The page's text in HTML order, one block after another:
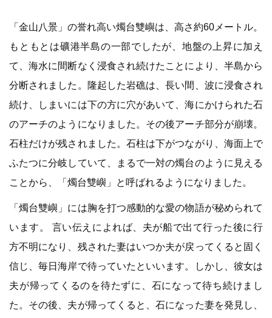
「金山八景」の誉れ高い燭台雙嶼は、高さ約60メートル。
もともとは礦港半島の一部でしたが、地盤の上昇に加え
て、海水に間断なく浸食され続けたことにより、半島から
分断されました。隆起した岩礁は、長い間、波に浸食され
続け、しまいには下の方に穴があいて、海にかけられた石
のアーチのようになりました。その後アーチ部分が崩壊。
石柱だけが残されました。石柱は下がつながり、海面上で
ふたつに分岐していて、まるで一対の燭台のように見える
ことから、「燭台雙嶼」と呼ばれるようになりました。
「燭台雙嶼」には胸を打つ感動的な愛の物語が秘められて
います。 言い伝えによれば、夫が船で出て行った後に行
方不明になり、残された妻はいつか夫が戻ってくると固く
信じ、毎日海岸で待っていたといいます。しかし、彼女は
夫が帰ってくるのを待たずに、石になって待ち続けまし
た。その後、夫が帰ってくると、石になった妻を発見し、